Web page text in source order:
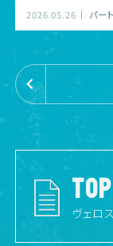
2026.05.26 パー
ヴェロ